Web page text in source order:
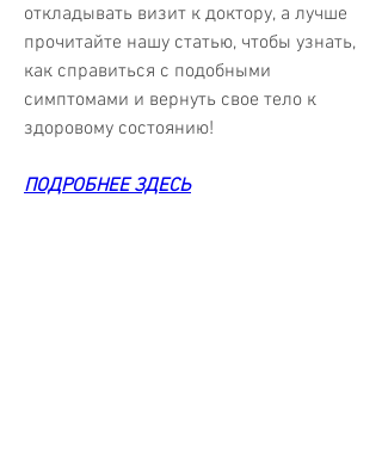
откладывать визит к доктору, а лучше
прочитайте нашу статью, чтобы узнать,
как справиться с подобными
симптомами и вернуть свое тело к
здоровому состоянию!
ПОДРОБНЕЕ ЗДЕСЬ